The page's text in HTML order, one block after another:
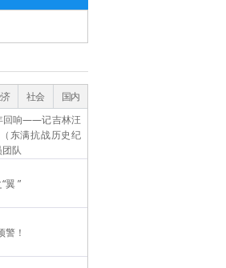
社会
国内
回响——记吉林汪
东满抗战历史纪
队
翼 ”
！